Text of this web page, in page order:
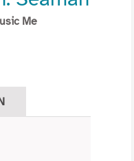
Me